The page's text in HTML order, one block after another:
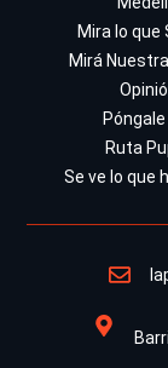
Mira lo que
Mirá
Póngale
Ruta
Se ve lo que